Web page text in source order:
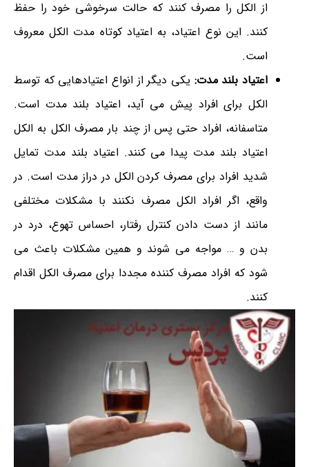
از الکل را مصرف کنند که حالت سرخوشی خود را حفظ
کنند. این نوع اعتیاد، به اعتیاد کوتاه مدت الکل معروف
است.
اعتیاد بلند مدت: یکی دیگر از انواع اعتیادهایی که توسط
الکل برای افراد پیش می آید، اعتیاد بلند مدت است.
متاسفانه، افراد حتی پس از چند بار مصرف الکل به الکل
اعتیاد بلند مدت پیدا می کنند. اعتیاد بلند مدت تمایل
شدید افراد برای مصرف کردن الکل در دراز مدت است. در
واقع، اگر افراد الکل مصرف نکنند با مشکلات مختلفی
مانند از دست دادن کنترل رفتار، احساس تهوع، درد در
بدن و … مواجه می شوند و همین مشکلات باعث می
شود که افراد مصرف کننده مجددا برای مصرف الکل اقدام
کنند.